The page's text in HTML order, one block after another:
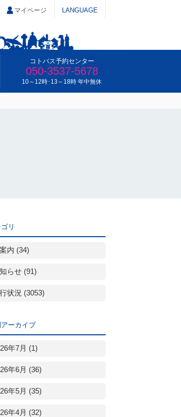
LANGUAGE
マイページ
コトバス予約センター
050-3537-5678
10～12時･13～18時 年中無休
リ
内 (34)
らせ (91)
状況 (3053)
アーカイブ
年7月 (1)
年6月 (36)
年5月 (35)
年4月 (32)